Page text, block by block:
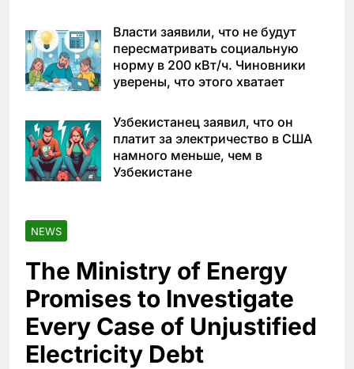
Власти заявили, что не будут
пересматривать социальную
норму в 200 кВт/ч. Чиновники
уверены, что этого хватает
Узбекистанец заявил, что он
платит за электричество в США
намного меньше, чем в
Узбекистане
NEWS
The Ministry of Energy
Promises to Investigate
Every Case of Unjustified
Electricity Debt